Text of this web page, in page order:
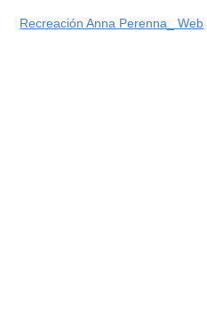
Recreación Anna Perenna_ Web